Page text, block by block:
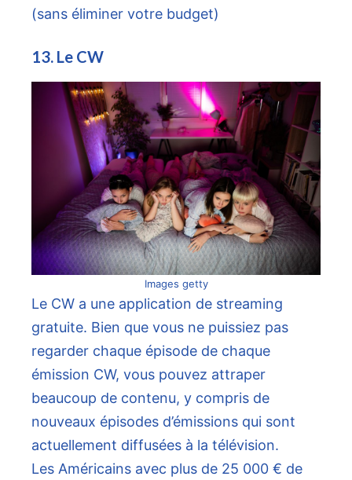
(sans éliminer votre budget)
13. Le CW
Images getty
Le CW a une application de streaming
gratuite. Bien que vous ne puissiez pas
regarder chaque épisode de chaque
émission CW, vous pouvez attraper
beaucoup de contenu, y compris de
nouveaux épisodes d’émissions qui sont
actuellement diffusées à la télévision.
Les Américains avec plus de 25 000 € de